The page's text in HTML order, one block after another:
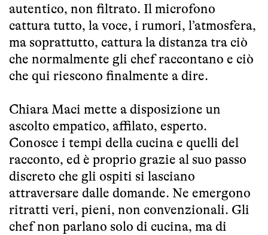
autentico, non filtrato. Il microfono
cattura tutto, la voce, i rumori, l’atmosfera,
ma soprattutto, cattura la distanza tra ciò
che normalmente gli chef raccontano e ciò
che qui riescono finalmente a dire.
Chiara Maci mette a disposizione un
ascolto empatico, affilato, esperto.
Conosce i tempi della cucina e quelli del
racconto, ed è proprio grazie al suo passo
discreto che gli ospiti si lasciano
attraversare dalle domande. Ne emergono
ritratti veri, pieni, non convenzionali. Gli
chef non parlano solo di cucina, ma di